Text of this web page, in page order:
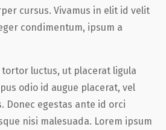
cursus. Vivamus in elit id velit
condimentum, ipsum a
luctus, ut placerat ligula
odio id augue placerat, vel
Donec egestas ante id orci
nisi malesuada. Lorem ipsum